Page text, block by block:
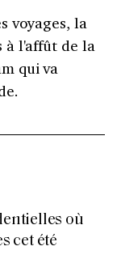
voyages, la
à l'affût de la
qui va
où
cet été